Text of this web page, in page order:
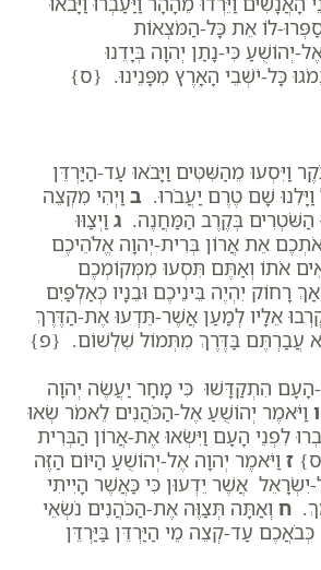
לוֹ אֵת כָּל-הַמֹּצְאוֹת
יְהוֹשֻׁעַ כִּי-נָתַן יְהוָה בְּיָדֵנוּ
כָּל-יֹשְׁבֵי הָאָרֶץ מִפָּנֵינוּ. {ס}
וַיִּסְעוּ מֵהַשִּׁטִּים וַיָּבֹאוּ עַד-הַיַּרְדֵּן
שָׁם טֶרֶם יַעֲבֹרוּ. ב וַיְהִי מִקְצֵה
הַשֹּׁטְרִים בְּקֶרֶב הַמַּחֲנֶה. ג וַיְצַוּוּ
אֵת אֲרוֹן בְּרִית-יְהוָה אֱלֹהֵיכֶם
אֹתוֹ וְאַתֶּם תִּסְעוּ מִמְּקוֹמְכֶם
אַךְ רָחוֹק יִהְיֶה בֵּינֵיכֶם וּבֵנָיו כְּאַלְפַּיִם
אֵלָיו לְמַעַן אֲשֶׁר-תֵּדְעוּ אֶת-הַדֶּרֶךְ
עֲבַרְתֶּם בַּדֶּרֶךְ מִתְּמוֹל שִׁלְשׁוֹם. {פ}
הָעָם הִתְקַדָּשׁוּ כִּי מָחָר יַעֲשֶׂה יְהוָה
ו וַיֹּאמֶר יְהוֹשֻׁעַ אֶל-הַכֹּהֲנִים לֵאמֹר שְׂאוּ
לִפְנֵי הָעָם וַיִּשְׂאוּ אֶת-אֲרוֹן הַבְּרִית
ז וַיֹּאמֶר יְהוָה אֶל-יְהוֹשֻׁעַ הַיּוֹם הַזֶּה
יִשְׂרָאֵל אֲשֶׁר יֵדְעוּן כִּי כַּאֲשֶׁר הָיִיתִי
ח וְאַתָּה תְּצַוֶּה אֶת-הַכֹּהֲנִים נֹשְׂאֵי
עַד-קְצֵה מֵי הַיַּרְדֵּן בַּיַּרְדֵּן